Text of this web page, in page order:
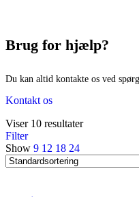
Brug for hjælp?
Du kan altid kontakte os ved
Kontakt os
Viser 10 resultater
Filter
Show 9 12 18 24